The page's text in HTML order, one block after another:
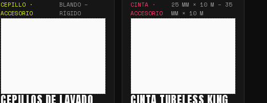
CEPILLO ·
ACCESORIO
BLANDO –
RÍGIDO
CINTA ·
ACCESORIO
25 MM × 10 M – 35
MM × 10 M